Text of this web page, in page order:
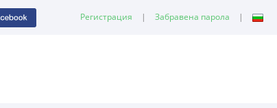
Регистрация | Забравена парола |